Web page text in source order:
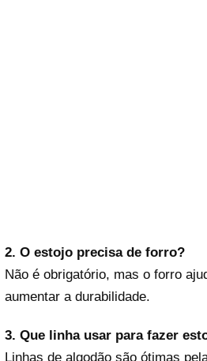
2. O estojo precisa de forro?
Não é obrigatório, mas o forro
aumentar a durabilidade.
3. Que linha usar para fazer
Linhas de algodão são ótimas